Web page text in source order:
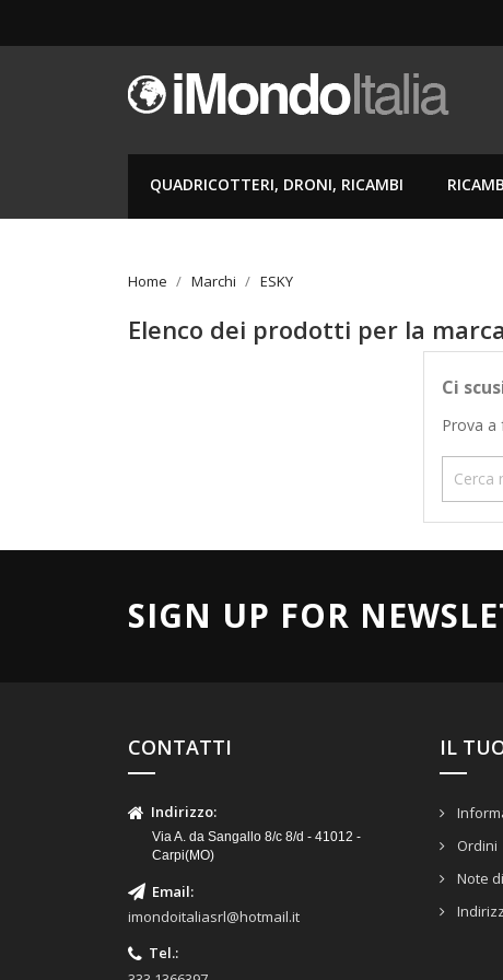
QUADRICOTTERI, DRONI, RICAMBI
Home Marchi ESKY
Elenco dei prodotti per la marca
Ci
Prova a
SIGN UP FOR
CONTATTI
Indirizzo:
Via A. da Sangallo 8/c 8/d - 41012 -
Carpi(MO)
Email:
imondoitaliasrl@hotmail.it
Tel.:
IL
Ordini
Note